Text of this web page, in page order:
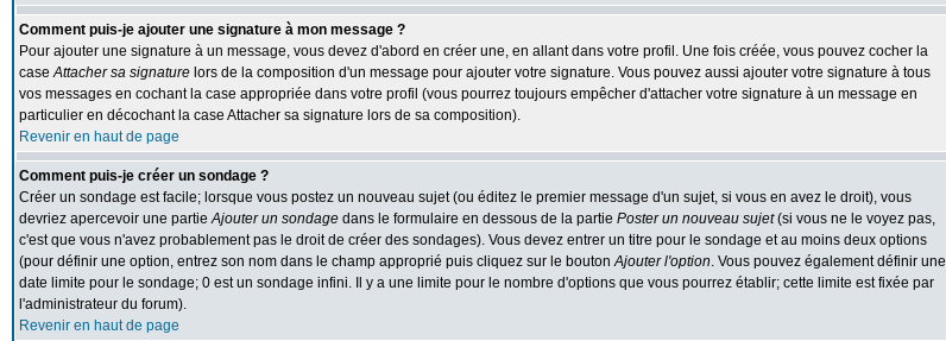
Comment puis-je ajouter une signature à mon message ?
Pour ajouter une signature à un message, vous devez d'abord en créer une, en allant dans votre profil. Une fois créée, vous pouvez cocher la
caseAttacher sa signature lors de la composition d'un message pour ajouter votre signature. Vous pouvez aussi ajouter votre signature à tous
vos messages en cochant la case appropriée dans votre profil (vous pourrez toujours empêcher d'attacher votre signature à un message en
particulier en décochant la case Attacher sa signature lors de sa composition).
Revenir en haut de page
Comment puis-je créer un sondage ?
Créer un sondage est facile; lorsque vous postez un nouveau sujet (ou éditez le premier message d'un sujet, si vous en avez le droit), vous
devriez apercevoir une partieAjouter un sondage dans le formulaire en dessous de la partie Poster un nouveau sujet(si vous ne le voyez pas,
c'est que vous n'avez probablement pas le droit de créer des sondages). Vous devez entrer un titre pour le sondage et au moins deux options
(pour définir une option, entrez son nom dans le champ approprié puis cliquez sur le boutonAjouter l'option. Vous pouvez également définir une
date limite pour le sondage; 0 est un sondage infini. Il y a une limite pour le nombre d'options que vous pourrez établir; cette limite est fixée par
l'administrateur du forum).
Revenir en haut de page